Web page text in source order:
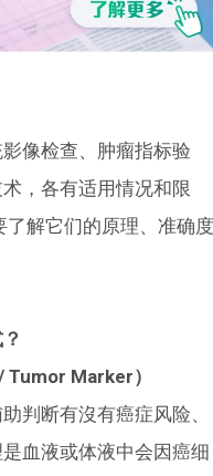
像检查、肿瘤指标验
，各有适用情况和限
解它们的原理、准确度
Tumor Marker）
判断有沒有癌症风险、
血液或体液中会因癌细